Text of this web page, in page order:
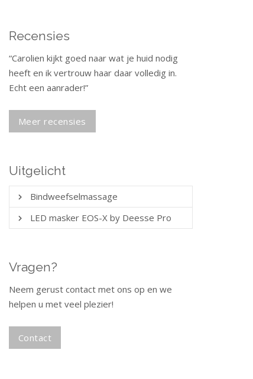
Recensies
“Carolien kijkt goed naar wat je huid nodig
heeft en ik vertrouw haar daar volledig in.
Echt een aanrader!”
Meer recensies
Uitgelicht
Bindweefsel­massage
LED masker EOS-X by Deesse Pro
Vragen?
Neem gerust contact met ons op en we
helpen u met veel plezier!
Contact